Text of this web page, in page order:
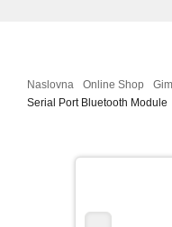
Projekti - uradi sam
Naslovna Online Shop
Serial Port Bluetooth Module